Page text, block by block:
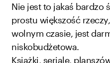
Nie jest to jakaś bardzo
prostu większość
wolnym czasie, jest
niskobudżetowa.
Książki, seriale,